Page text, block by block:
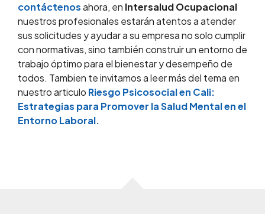
contáctenosahora, en Intersalud Ocupacional
nuestros profesionales estarán atentos a atender
sus solicitudes y ayudar a su empresa no solo cumplir
con normativas, sino también construir un entorno de
trabajo óptimo para el bienestar y desempeño de
todos. Tambien te invitamos a leer más del tema en
nuestro articulo Riesgo Psicosocial en Cali:
Estrategias para Promover la Salud Mental en el
Entorno Laboral.